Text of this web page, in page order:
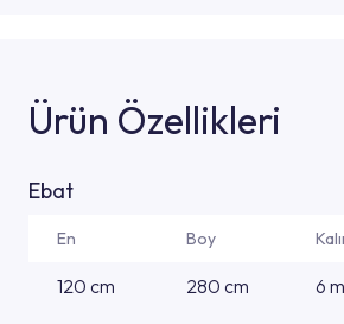
Ürün Özellikleri
Ebat
En Boy
120 cm 280 cm 6